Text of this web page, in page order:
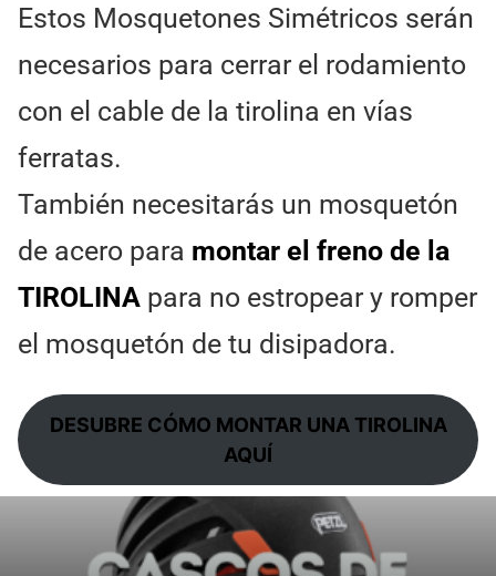
Estos Mosquetones Simétricos serán
necesarios para cerrar el rodamiento
con el cable de la tirolina en vías
ferratas.
También necesitarás un mosquetón
de acero para montar el freno de la
TIROLINA para no estropear y romper
el mosquetón de tu disipadora.
DESUBRE CÓMO MONTAR UNA TIROLINA
AQUÍ